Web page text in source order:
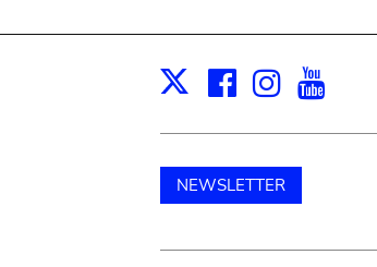
X Facebook
NEWSLETTER